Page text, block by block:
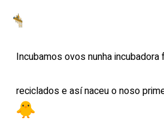
contentIncubamos ovos nunha
reciclados e así naceu o noso